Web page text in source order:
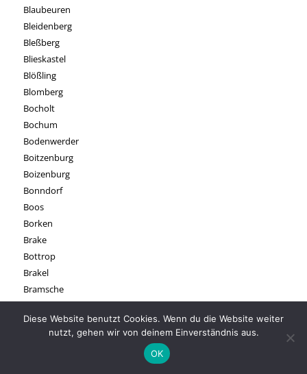
Blaubeuren
Bleidenberg
Bleßberg
Blieskastel
Blößling
Blomberg
Bocholt
Bochum
Bodenwerder
Boitzenburg
Boizenburg
Bonndorf
Boos
Borken
Brake
Bottrop
Brakel
Bramsche
Brandenburg an der Havel
Brandenburger Tor
Diese Website benutzt Cookies. Wenn du die Website weiter
nutzt, gehen wir von deinem Einverständnis aus.
OK